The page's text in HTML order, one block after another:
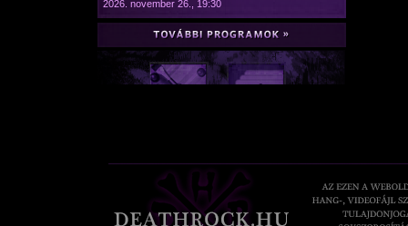
2026. november 26., 19:30